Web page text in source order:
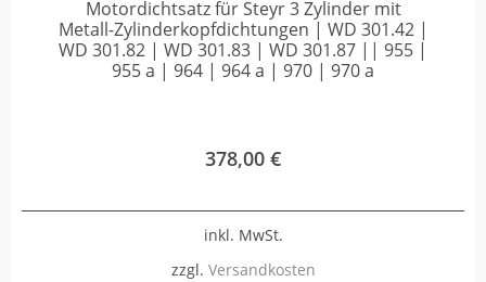
Motordichtsatz für Steyr 3 Zylinder mit
Metall-Zylinderkopfdichtungen | WD 301.42 |
WD 301.82 | WD 301.83 | WD 301.87 || 955 |
955 a | 964 | 964 a | 970 | 970 a
378,00 €
inkl. MwSt.
zzgl. Versandkosten